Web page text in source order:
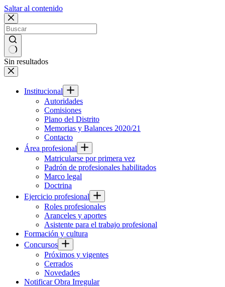
Saltar al contenido
Sin resultados
Institucional
Autoridades
Comisiones
Plano del Distrito
Memorias y Balances 2020/21
Contacto
Área profesional
Matricularse por primera vez
Padrón de profesionales habilitados
Marco legal
Doctrina
Ejercicio profesional
Roles profesionales
Aranceles y aportes
Asistente para el trabajo profesional
Formación y cultura
Concursos
Próximos y vigentes
Cerrados
Novedades
Notificar Obra Irregular